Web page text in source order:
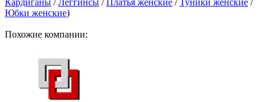
Юбки женские)
Похожие компании: